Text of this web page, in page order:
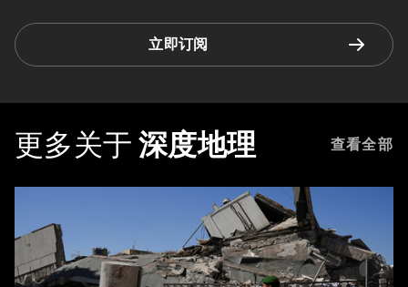
立即订阅
更多关于 深度地理 查看全部